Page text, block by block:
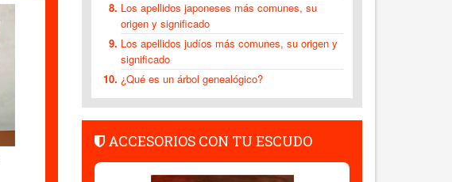
Los apellidos japoneses más comunes, su
origen y significado
Los apellidos judíos más comunes, su origen y
significado
¿Qué es un árbol genealógico?
ACCESORIOS CON TU ESCUDO